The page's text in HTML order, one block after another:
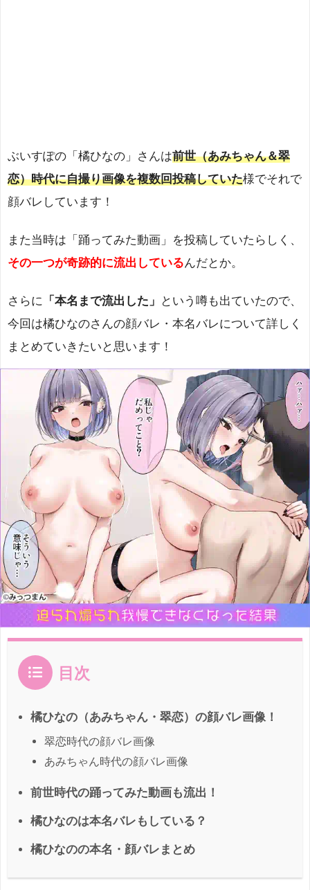
ぶいすぽの「橘ひなの」さんは前世（あみちゃん＆翠
恋）時代に自撮り画像を複数回投稿していた様でそれで
顔バレしています！
また当時は「踊ってみた動画」を投稿していたらしく、
その一つが奇跡的に流出しているんだとか。
さらに 「本名まで流出した」
という噂も出ていたので、
今回は橘ひなのさんの顔バレ・本名バレについて詳しく
まとめていきたいと思います！
目次
橘ひなの（あみちゃん・翠恋）の顔バレ画像！
翠恋時代の顔バレ画像
あみちゃん時代の顔バレ画像
前世時代の踊ってみた動画も流出！
橘ひなのは本名バレもしている？
橘ひなのの本名・顔バレまとめ